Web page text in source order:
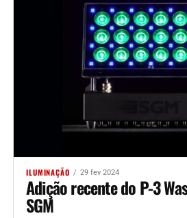
ILUMINAÇÃO 29 fev 2024
Adição recente do P-3
SGM